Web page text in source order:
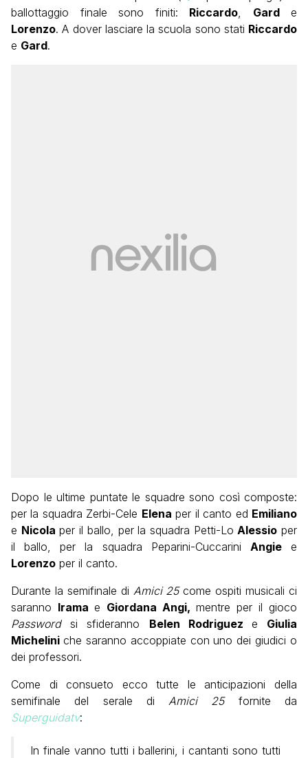
ballottaggio finale sono finiti: Riccardo Garde
Lorenzo. A dover lasciare la scuola sono stati Riccardo
e Gard.
Dopo le ultime puntate le squadre sono così composte:
per la squadra Zerbi-Cele Elena per il canto ed Emiliano
e Nicola per il ballo, per la squadra Petti-Lo Alessio per
il ballo, per la squadra Peparini-Cuccarini Angiee
Lorenzo per il canto.
Durante la semifinale di Amici 25come ospiti musicali ci
saranno Irama e Giordana Angi, mentre per il gioco
Passwordsi sfideranno Belen Rodriguez e Giulia
Michelini che saranno accoppiate con uno dei giudici o
dei professori.
Come di consueto ecco tutte le anticipazioni della
semifinale del serale di Amici 25fornite da
Superguidatv:
In finale vanno tutti i ballerini, i cantanti sono tutti